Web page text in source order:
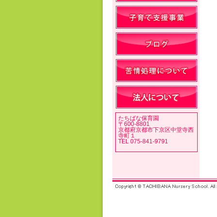
たちばな保育園
〒600-8801
京都府京都市下京区中堂寺西
寺町１
TEL 075-841-9791